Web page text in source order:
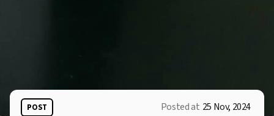
POST Posted at 25 Nov, 2024